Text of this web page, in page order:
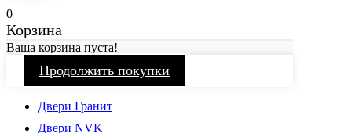
0
Корзина
Ваша корзина пуста!
Продолжить покупки
Двери Гранит
Двери NVK